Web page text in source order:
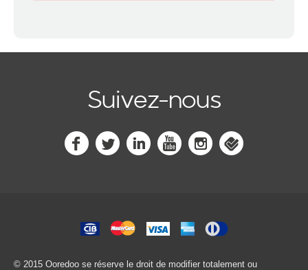
Suivez-nous
© 2015 Ooredoo se réserve le droit de modifier totalement ou